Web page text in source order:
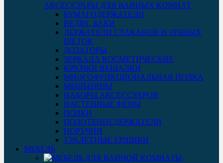
АКСЕССУАРЫ ДЛЯ ВАННЫХ КОМНАТ
БУМАГОДЕРЖАТЕЛИ
ВЕДРА, БАКИ
ДЕРЖАТЕЛИ СТАКАНОВ И ЗУБНЫХ
ЩЕТОК
ДОЗАТОРЫ
ЗЕРКАЛА КОСМЕТИЧЕСКИЕ
КРЮЧКИ ВЕШАЛКИ
МНОГОФУНКЦИОНАЛЬНАЯ ПОЛКА
МЫЛЬНИЦЫ
НАБОРЫ АКСЕССУАРОВ
НАСТЕННЫЕ ФЕНЫ
ПОЛКИ
ПОЛОТЕНЦЕДЕРЖАТЕЛИ
ПОРУЧНИ
ТУАЛЕТНЫЕ ЕРШИКИ
МЕБЕЛЬ